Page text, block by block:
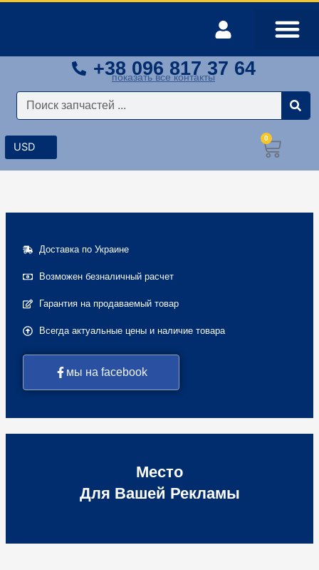
+38 096 817 37 64
показать все контакты
Поиск
0
Доставка по Украине
Возможен безналичный расчет
Гарантия на продаваемый товар
Всегда актуальные цены и наличие товара
мы на facebook
Место
Для Вашей Рекламы